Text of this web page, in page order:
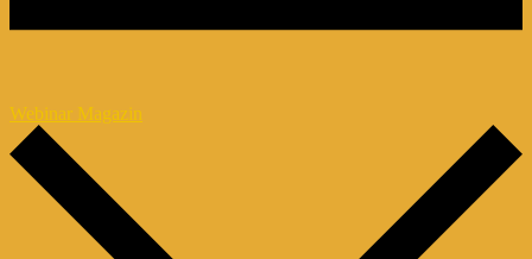
Webinar Magazin